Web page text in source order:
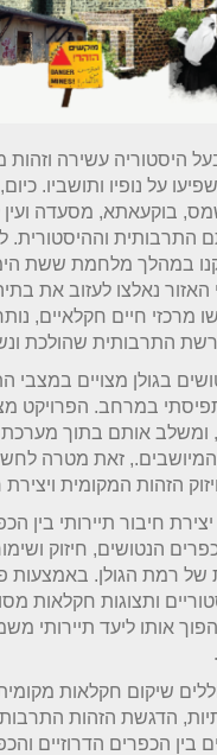
היסטוריה עשירה וזהות
על נופיו ותושביו.
התרבותית וההיסטורית.
תושבי האזור נאלצו לעזוב
מרכזי חיים חקלאיים,
התרבותית שהולכת
בגולן מצויים במצבי
תפיסתי במרחב.
ומשלב אותם בתוך
המיושבים., זאת מטרה
הזהות המקומית ויצירת
חיבור תיירותי בין
הנטושים, חיזוק
של רמת הגולן. באמצעות
ותצוגות חקלאות
אותו ליעד תיירותי
שיקום חקלאות
הדגשת הזהות
בין הכפרים הדרוזיים